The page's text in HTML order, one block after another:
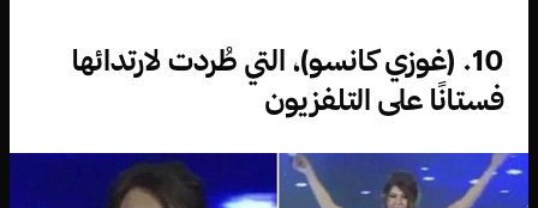
10. (غوزي كانسو)، التي طُردت لارتدائها
فستانًا على التلفزيون